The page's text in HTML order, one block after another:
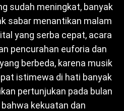
sudah meningkat, banyak
sabar menantikan malam
yang serba cepat, acara
pencurahan euforia dan
berbeda, karena musik
istimewa di hati banyak
pertunjukan pada bulan
kekuatan dan